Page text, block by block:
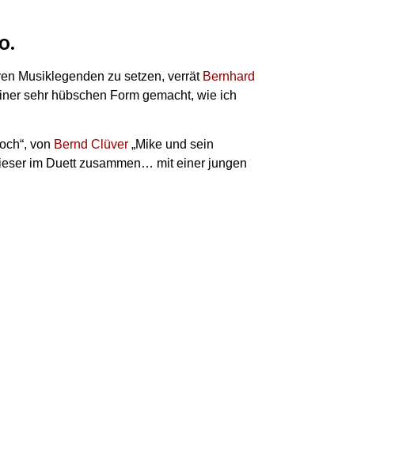
Musiklegenden zu setzen, verrät Bernhard
sehr hübschen Form gemacht, wie ich
von Bernd Clüver „Mike und sein
im Duett zusammen… mit einer jungen